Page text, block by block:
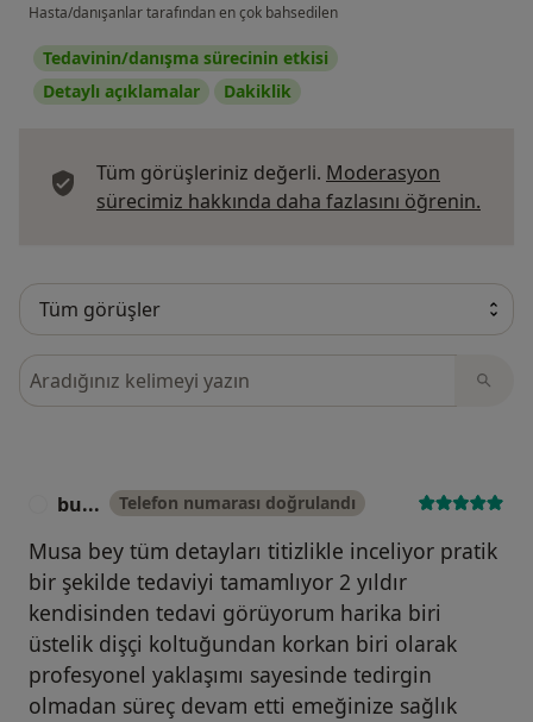
Hasta/danışanlar tarafından en çok bahsedilen
Tedavinin/danışma sürecinin etkisi
Detaylı açıklamalar
Dakiklik
Tüm görüşleriniz değerli. Moderasyon
sürecimiz hakkında daha fazlasını öğrenin.
Görüşler içerisinde ara
bu... Telefon numarası doğrulandı
Musa bey tüm detayları titizlikle inceliyor pratik
bir şekilde tedaviyi tamamlıyor 2 yıldır
kendisinden tedavi görüyorum harika biri
üstelik dişçi koltuğundan korkan biri olarak
profesyonel yaklaşımı sayesinde tedirgin
olmadan süreç devam etti emeğinize sağlık